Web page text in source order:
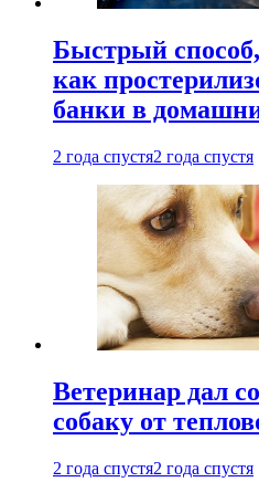
Быстрый способ,
как
банки в
2 года спустя2 года спустя
Ветеринар дал
собаку от
2 года спустя2 года спустя